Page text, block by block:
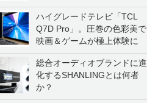
ハイグレードテレビ「TCL
Q7D Pro」。圧巻の色彩美で
映画＆ゲームが極上体験に
総合オーディオブランドに進
化するSHANLINGとは何者
か？